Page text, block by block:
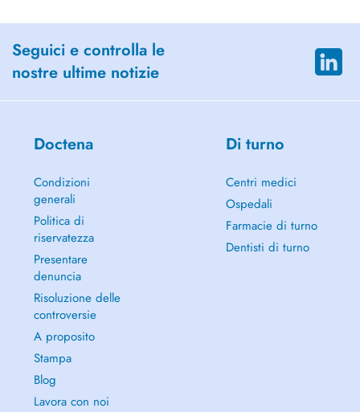
Seguici e controlla le
nostre ultime notizie
Doctena
Condizioni
generali
Politica di
riservatezza
Presentare
denuncia
Risoluzione delle
controversie
A proposito
Stampa
Blog
Lavora con noi
Di turno
Centri medici
Ospedali
Farmacie di turno
Dentisti di turno